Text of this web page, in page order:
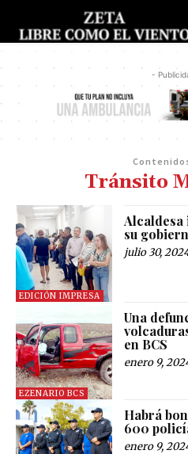
-
Tránsito
EDICIÓN IMPRESA
su
julio 30,
EZENARIO BCS
Una
en BCS
enero 9,
Habrá
600
enero 9,